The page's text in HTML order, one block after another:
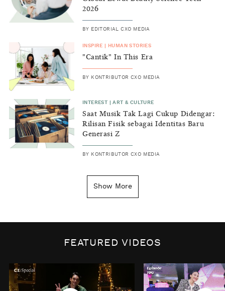
2026
BY EDITORIAL CXO MEDIA
INSPIRE HUMAN STORIES
"Cantik" In This Era
BY KONTRIBUTOR CXO MEDIA
INTEREST |ART & CULTURE
Saat Musik Tak Lagi Cukup Didengar:
Rilisan Fisik sebagai Identitas Baru
Generasi Z
BY KONTRIBUTOR CXO MEDIA
Kenapa Tahun Baru Ditandai pada
Biaya Tersembunyi dari Insecurity
KONTRIBUTOR CXO MEDIA
INTEREST|HOME
Show More
FEATURED VIDEOS